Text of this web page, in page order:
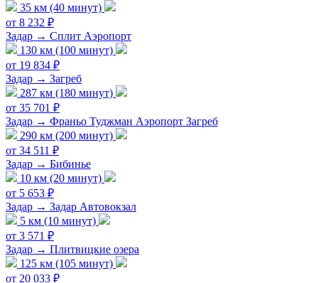
35 км (40 минут)
от 8 232 ₽
Задар → Сплит Аэропорт
130 км (100 минут)
от 19 834 ₽
Задар → Загреб
287 км (180 минут)
от 35 701 ₽
Задар → Франьо Туджман Аэропорт Загреб
290 км (200 минут)
от 34 511 ₽
Задар → Бибинье
10 км (20 минут)
от 5 653 ₽
Задар → Задар Автовокзал
5 км (10 минут)
от 3 571 ₽
Задар → Плитвицкие озера
125 км (105 минут)
от 20 033 ₽